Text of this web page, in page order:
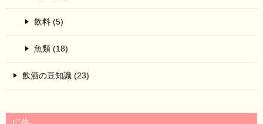
飲料 (5)
魚類 (18)
飲酒の豆知識 (23)